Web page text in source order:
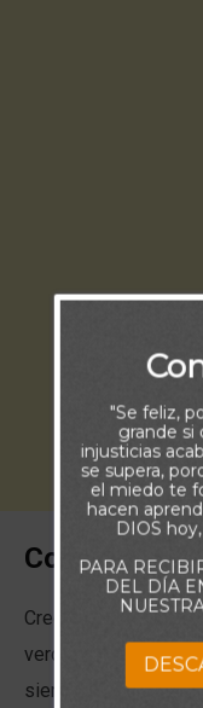
Comentario:
Creo que solo las
verdaderos
siervo y lavar los
"Se feliz,
grande si
injusticias
se supera,
el miedo te
hacen
DIOS
PARA
DEL DÍA